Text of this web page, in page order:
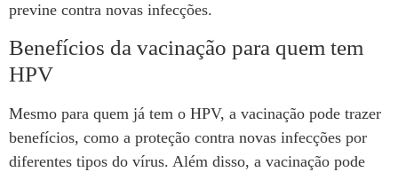
previne contra novas infecções.
Benefícios da vacinação para quem tem
HPV
Mesmo para quem já tem o HPV, a vacinação pode trazer
benefícios, como a proteção contra novas infecções por
diferentes tipos do vírus. Além disso, a vacinação pode